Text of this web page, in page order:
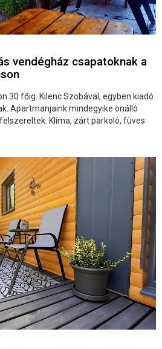
vendégház csapatoknak a
30 főig. Kilenc Szobával, egyben kiadó
Apartmanjaink mindegyike önálló
Klíma, zárt parkoló, füves